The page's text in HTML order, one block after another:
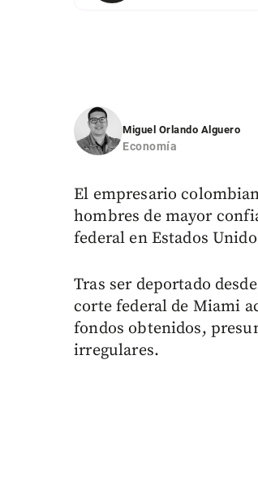
Miguel Orlando Alguero
Economía
El empresario
hombres de mayor
federal en Estados
Tras ser deportado
corte federal de Miami
fondos obtenidos,
irregulares.